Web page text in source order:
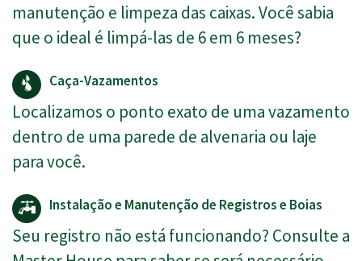
manutenção e limpeza das caixas. Você sabia
que o ideal é limpá-las de 6 em 6 meses?
Caça-Vazamentos
Localizamos o ponto exato de uma vazamento
dentro de uma parede de alvenaria ou laje
para você.
Instalação e Manutenção de Registros e Boias
Seu registro não está funcionando? Consulte a